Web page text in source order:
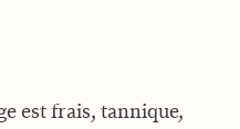
est frais, tannique,